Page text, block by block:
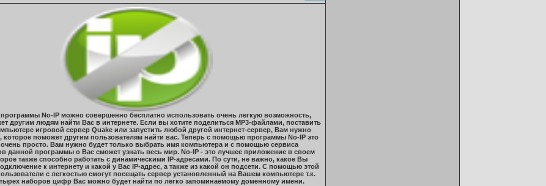
No-IP можно совершенно бесплатно использовать очень легкую возможность,
другим людям найти Вас в интернете. Если вы хотите поделиться MP3-файлами, поставить
игровой сервер Quake или запустить любой другой интернет-сервер, Вам нужно
которое поможет другим пользователям найти вас. Теперь с помощью программы No-IP это
очень просто. Вам нужно будет только выбрать имя компьютера и с помощью сервиса
данной программы о Вас сможет узнать весь мир. No-IP - это лучшее приложение в своем
также способно работать с динамическими IP-адресами. По сути, не важно, какое Вы
к интернету и какой у Вас IP-адрес, а также из какой он подсети. С помощью этой
с легкостью смогут посещать сервер установленный на Вашем компьютере т.к.
наборов цифр Вас можно будет найти по легко запоминаемому доменному имени.